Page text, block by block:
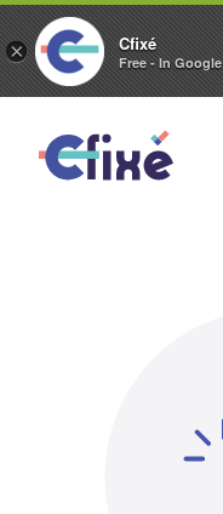
× Cfixé
Free - In